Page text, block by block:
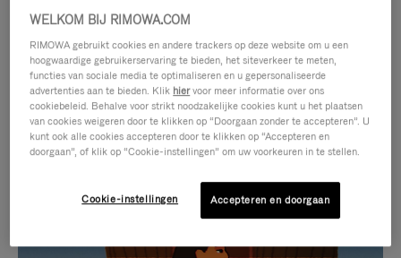
IS
GELUID
WELKOM BIJ RIMOWA.COM
RIMOWA gebruikt cookies en andere trackers op deze website om u een
hoogwaardige gebruikerservaring te bieden, het siteverkeer te meten,
functies van sociale media te optimaliseren en u gepersonaliseerde
advertenties aan te bieden. Klik hiervoor meer informatie over ons
cookiebeleid. Behalve voor strikt noodzakelijke cookies kunt u het plaatsen
van cookies weigeren door te klikken op “Doorgaan zonder te accepteren”. U
kunt ook alle cookies accepteren door te klikken op “Accepteren en
doorgaan”, of klik op “Cookie-instellingen” om uw voorkeuren in te stellen.
Cookie-instellingen Accepteren en doorgaan